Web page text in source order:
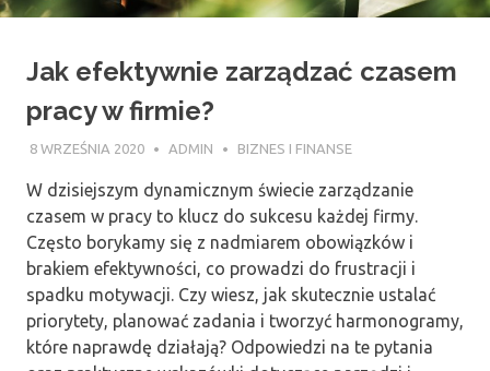
Jak efektywnie zarządzać czasem
pracy w firmie?
8 WRZEŚNIA 2020 ADMIN BIZNES I FINANSE
W dzisiejszym dynamicznym świecie zarządzanie
czasem w pracy to klucz do sukcesu każdej firmy.
Często borykamy się z nadmiarem obowiązków i
brakiem efektywności, co prowadzi do frustracji i
spadku motywacji. Czy wiesz, jak skutecznie ustalać
priorytety, planować zadania i tworzyć harmonogramy,
które naprawdę działają? Odpowiedzi na te pytania